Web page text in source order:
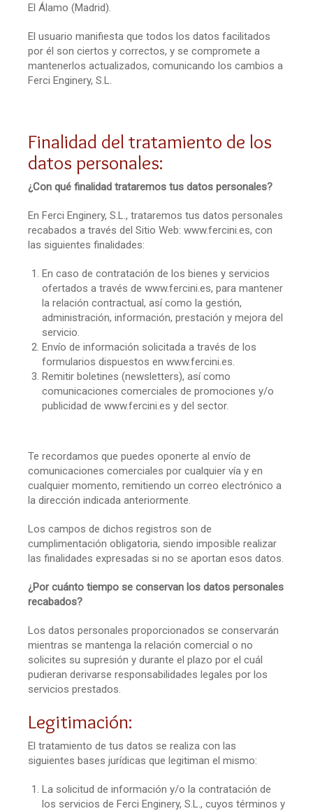
El Álamo (Madrid).
El usuario manifiesta que todos los datos facilitados
por él son ciertos y correctos, y se compromete a
mantenerlos actualizados, comunicando los cambios a
Ferci Enginery, S.L.
Finalidad del tratamiento de los
datos personales:
¿Con qué finalidad trataremos tus datos personales?
En Ferci Enginery, S.L., trataremos tus datos personales
recabados a través del Sitio Web: www.fercini.es, con
las siguientes finalidades:
En caso de contratación de los bienes y servicios
ofertados a través de www.fercini.es, para mantener
la relación contractual, así como la gestión,
administración, información, prestación y mejora del
servicio.
Envío de información solicitada a través de los
formularios dispuestos en www.fercini.es.
Remitir boletines (newsletters), así como
comunicaciones comerciales de promociones y/o
publicidad de www.fercini.es y del sector.
Te recordamos que puedes oponerte al envío de
comunicaciones comerciales por cualquier vía y en
cualquier momento, remitiendo un correo electrónico a
la dirección indicada anteriormente.
Los campos de dichos registros son de
cumplimentación obligatoria, siendo imposible realizar
las finalidades expresadas si no se aportan esos datos.
¿Por cuánto tiempo se conservan los datos personales
recabados?
Los datos personales proporcionados se conservarán
mientras se mantenga la relación comercial o no
solicites su supresión y durante el plazo por el cuál
pudieran derivarse responsabilidades legales por los
servicios prestados.
Legitimación:
El tratamiento de tus datos se realiza con las
siguientes bases jurídicas que legitiman el mismo:
La solicitud de información y/o la contratación de
los servicios de Ferci Enginery, S.L., cuyos términos y